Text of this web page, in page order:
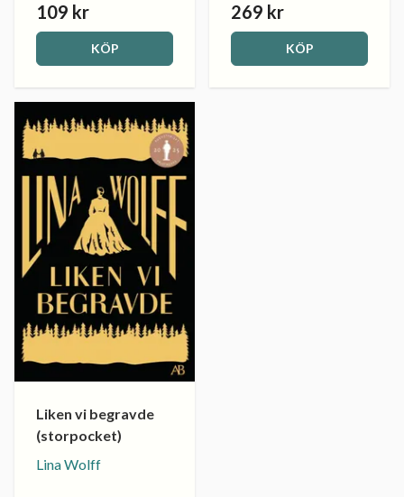
109 kr
KÖP
269 kr
KÖP
Liken vi begravde
(storpocket)
Lina Wolff